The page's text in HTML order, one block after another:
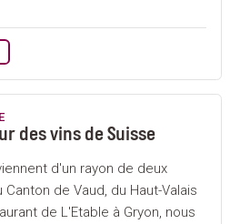
des vins de Suisse
d'un rayon de deux
de Vaud, du Haut-Valais
de L'Etable à Gryon, nous